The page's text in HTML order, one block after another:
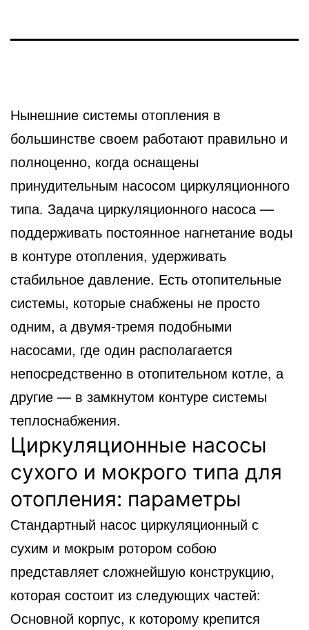
Нынешние системы отопления в
большинстве своем работают правильно и
полноценно, когда оснащены
принудительным насосом циркуляционного
типа. Задача циркуляционного насоса —
поддерживать постоянное нагнетание воды
в контуре отопления, удерживать
стабильное давление. Есть отопительные
системы, которые снабжены не просто
одним, а двумя-тремя подобными
насосами, где один располагается
непосредственно в отопительном котле, а
другие — в замкнутом контуре системы
теплоснабжения.
Циркуляционные насосы
сухого и мокрого типа для
отопления: параметры
Стандартный насос циркуляционный с
сухим и мокрым ротором собою
представляет сложнейшую конструкцию,
которая состоит из следующих частей:
Основной корпус, к которому крепится